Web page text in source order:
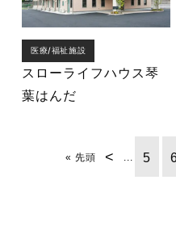
医療/福祉施設
スローライフハウス琴
葉はんだ
« 先頭 < 5